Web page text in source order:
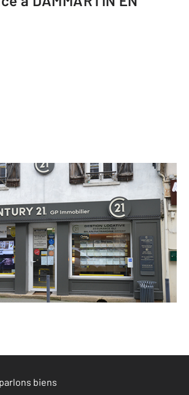
21 GP Immobilier
du Général de Gaulle
EN GOELE - 77230
Envoyer un message
Téléphoner à l'agence
biens